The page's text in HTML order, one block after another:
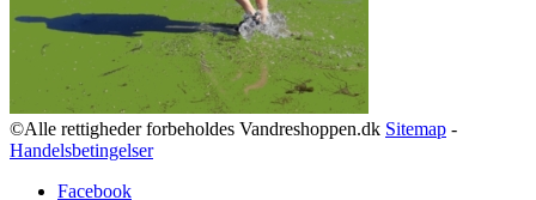
©Alle rettigheder forbeholdes Vandreshoppen.dk Sitemap -
Handelsbetingelser
Facebook